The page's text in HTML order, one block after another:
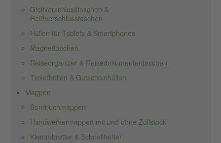
Gleitverschlusstaschen &
Reißverschlusstaschen
Hüllen für Tablets & Smartphones
Magnettaschen
Reiseorganizer & Reisedokumententaschen
Tickethüllen & Gutscheinhüllen
Mappen
Bordbuchmappen
Handwerkermappen mit und ohne Zollstock
Klemmbretter & Schnellhefter